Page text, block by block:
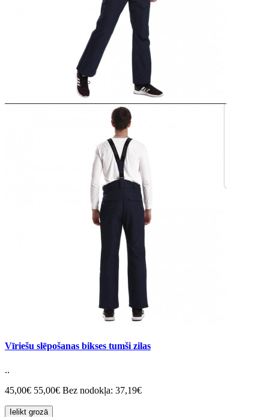
Vīriešu slēpošanas bikses tumši zilas
..
45,00€ 55,00€ Bez nodokļa: 37,19€
Ielikt grozā